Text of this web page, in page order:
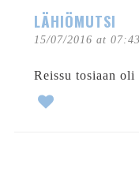
LÄHIÖMUTSI
15/07/2016 at 07:43
Reissu tosiaan